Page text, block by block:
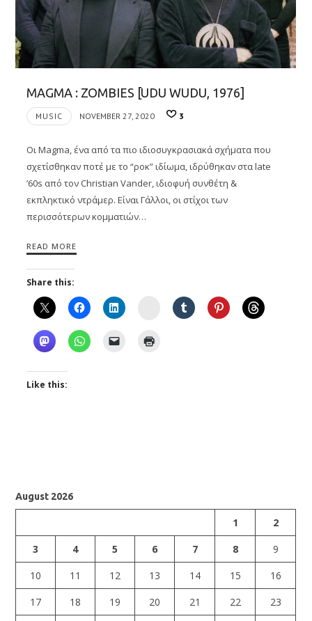
MAGMA : ZOMBIES [UDU WUDU, 1976]
MUSIC NOVEMBER 27, 2020 3
Οι Magma, ένα από τα πιο ιδιοσυγκρασιακά σχήματα που
σχετίσθηκαν ποτέ με το “ροκ” ιδίωμα, ιδρύθηκαν στα late
’60s από τον Christian Vander, ιδιοφυή συνθέτη &
εκπληκτικό ντράμερ. Είναι Γάλλοι, οι στίχοι των
περισσότερων κομματιών…
READ MORE
Share this:
Instagram
Like this:
August 2026
1
2
3
4 5 6 7 8
9
10
11 12 13 14 15
16
17
18 19 20 21 22
23